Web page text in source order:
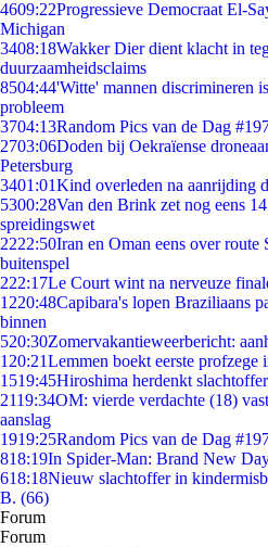
4609:22Progressieve Democraat El-
Michigan
3408:18Wakker Dier dient klacht in
duurzaamheidsclaims
8504:44'Witte' mannen discrimineren
probleem
3704:13Random Pics van de Dag
2703:06Doden bij Oekraïense
Petersburg
3401:01Kind overleden na aanrijding
5300:28Van den Brink zet nog eens
spreidingswet
2222:50Iran en Oman eens over
buitenspel
222:17Le Court wint na nerveuze
1220:48Capibara's lopen Braziliaans
binnen
520:30Zomervakantieweerbericht:
1 20:21Lemmen boekt eerste
1519:45Hiroshima herdenkt
2119:34OM: vierde verdachte (18)
aanslag
1919:25Random Pics van de Dag
818:19In Spider-Man: Brand New
618:18Nieuw slachtoffer in
B. (66)
Forum
Forum